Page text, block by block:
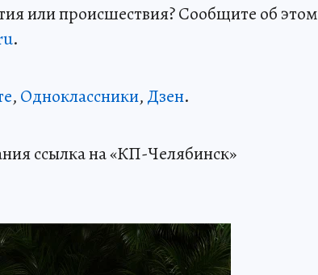
или происшествия? Сообщите об этом
.
, Одноклассники, Дзен.
ссылка на «КП-Челябинск»